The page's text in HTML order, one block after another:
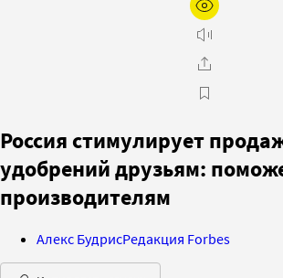
Россия стимулирует
удобрений друзьям:
производителям
Алекс БудрисРедакция Forbes